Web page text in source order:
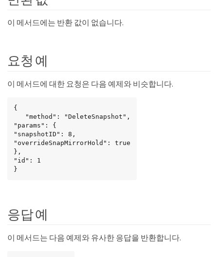
이 메서드에는 반환 값이 없습니다.
요청 예
이 메서드에 대한 요청은 다음 예제와 비슷합니다.
{
"params": {
"snapshotID": 8,
"overrideSnapMirrorHold": true
},
"id": 1
}
응답 예
이 메서드는 다음 예제와 유사한 응답을 반환합니다.